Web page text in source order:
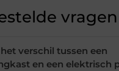
vragen
verschil tussen een
en een elektrisch